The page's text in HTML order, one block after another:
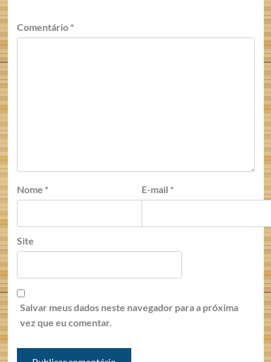
Comentário *
Nome * E-mail *
Site
Salvar meus dados neste navegador para a próxima
vez que eu comentar.